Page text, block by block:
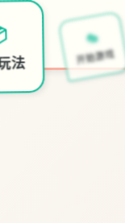
法
🎭
开始游戏